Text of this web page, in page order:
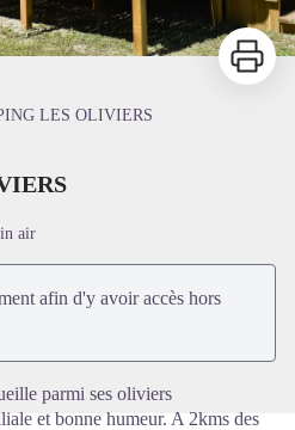
Imprimer
LES OLIVIERS
air
afin d'y avoir accès hors
parmi ses oliviers
et bonne humeur. A 2kms des